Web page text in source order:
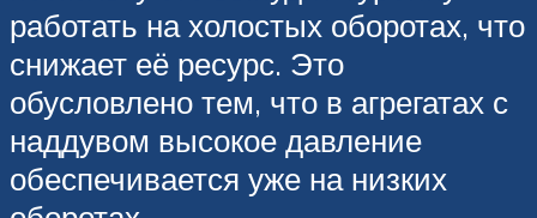
работать на холостых оборотах, что
снижает её ресурс. Это
обусловлено тем, что в агрегатах с
наддувом высокое давление
обеспечивается уже на низких